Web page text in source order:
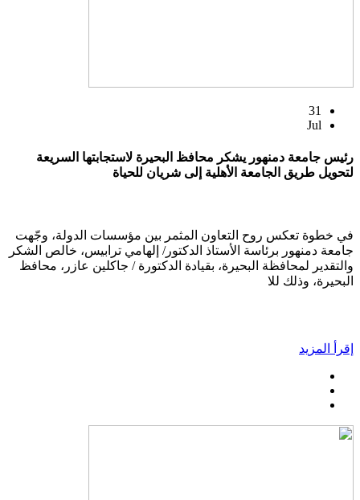
31
Jul
رئيس جامعة دمنهور يشكر محافظ البحيرة لاستجابتها السريعة
لتحويل طريق الجامعة الأهلية إلى شريان للحياة
في خطوة تعكس روح التعاون المثمر بين مؤسسات الدولة، وجّهت
جامعة دمنهور برئاسة الأستاذ الدكتور/ إلهامي ترابيس، خالص الشكر
والتقدير لمحافظة البحيرة، بقيادة الدكتورة / جاكلين عازر، محافظ
البحيرة، وذلك للا
إقرأ المزيد